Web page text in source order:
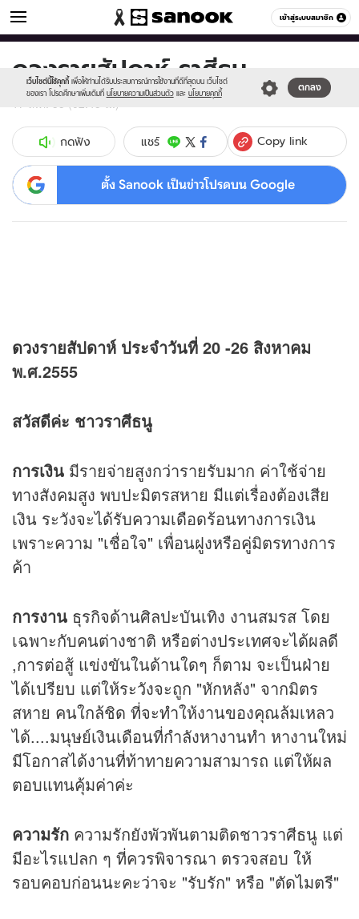
เข้าสู่ระบบสมาชิก
ดูดวง หมวดอื่นๆ
เว็บไซต์นี้ใช้คุกกี้ เพื่อให้ท่านได้รับประสบการณ์การใช้งานที่ดีที่สุดบน เว็บไซต์
ของเรา โปรดศึกษาเพิ่มเติมที่ นโยบายความเป็นส่วนตัว และ นโยบายคุกกี้
ตกลง
Sanook
//s.isanook.com/sr/0/images/logo-
new-
sanook.png
600
60
ดวงรายสัปดาห์ ราศีธนู
17 ส.ค. 55 (02:45 น.)
กดฟัง แชร์ Copy link
ตั้ง Sanook เป็นข่าวโปรดบน Google
ดวงรายสัปดาห์ ประจำวันที่ 20 -26 สิงหาคม
พ.ศ.2555
สวัสดีค่ะ ชาวราศีธนู
การเงิน มีรายจ่ายสูงกว่ารายรับมาก ค่าใช้จ่าย
ทางสังคมสูง พบปะมิตรสหาย มีแต่เรื่องต้องเสีย
เงิน ระวังจะได้รับความเดือดร้อนทางการเงิน
เพราะความ "เชื่อใจ" เพื่อนฝูงหรือคู่มิตรทางการ
ค้า
การงาน ธุรกิจด้านศิลปะบันเทิง งานสมรส โดย
เฉพาะกับคนต่างชาติ หรือต่างประเทศจะได้ผลดี
,การต่อสู้ แข่งขันในด้านใดๆ ก็ตาม จะเป็นฝ่าย
ได้เปรียบ แต่ให้ระวังจะถูก "หักหลัง" จากมิตร
สหาย คนใกล้ชิด ที่จะทำให้งานของคุณล้มเหลว
ได้....มนุษย์เงินเดือนที่กำลังหางานทำ หางานใหม่
มีโอกาสได้งานที่ท้าทายความสามารถ แต่ให้ผล
ตอบแทนคุ้มค่าค่ะ
ความรัก ความรักยังพัวพันตามติดชาวราศีธนู แต่
มีอะไรแปลก ๆ ที่ควรพิจารณา ตรวจสอบ ให้
รอบคอบก่อนนะคะว่าจะ "รับรัก" หรือ "ตัดไมตรี"